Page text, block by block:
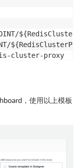
cluster-proxy
# EC2 Role 权限
，使用以上模板